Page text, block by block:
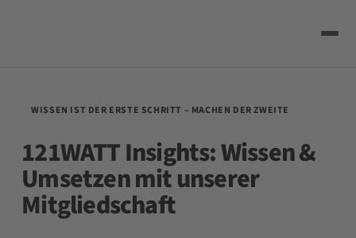
WISSEN IST DER ERSTE SCHRITT – MACHEN DER ZWEITE
121WATT Insights:Wissen &
Umsetzenmit unserer
Mitgliedschaft